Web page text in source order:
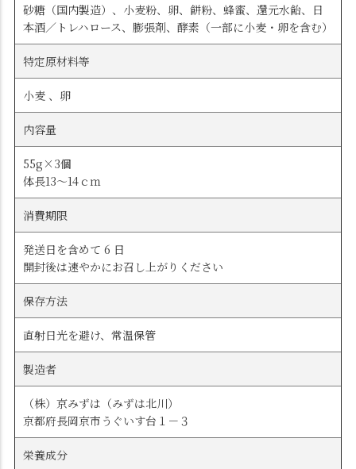
砂糖（国内製造）、小麦粉、卵、餅粉、蜂蜜、還元水飴、日
本酒／トレハロース、膨張剤、酵素（一部に小麦・卵を含む）
特定原材料等
小麦 、卵
内容量
55g×3個
体長13～14ｃｍ
消費期限
発送日を含めて 6 日
開封後は速やかにお召し上がりください
保存方法
直射日光を避け、常温保管
製造者
（株）京みずは（みずは北川）
京都府長岡京市うぐいす台１－３
栄養成分